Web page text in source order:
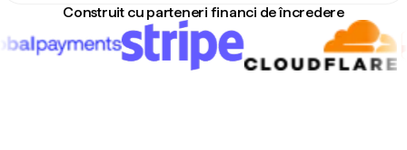
Construit cu parteneri financi de încredere